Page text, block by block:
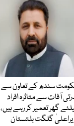
سندھ کے تعاون سے
آفات سے متاثرہ افراد
گھر تعمیر کر رہے ہیں،
گلگت بلتستان